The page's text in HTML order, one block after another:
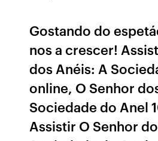
Gostando do
nos a crescer!
dos Anéis: A
online, O Senhor
Sociedade do Anel
Assistir O Senhor